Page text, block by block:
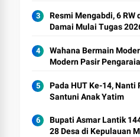
Resmi Mengabdi, 6 RW
Damai Mulai Tugas
Wahana Bermain
Modern Pasir
Pada HUT Ke-14, Nanti
Santuni Anak Yatim
Bupati Asmar Lantik
28 Desa di Kepulauan